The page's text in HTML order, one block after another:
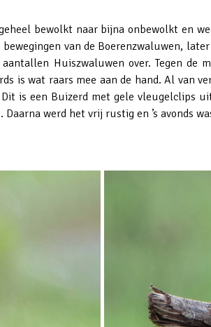
bewolkt naar bijna onbewolkt en
van de Boerenzwaluwen,
Huiszwaluwen over. Tegen de
is wat raars mee aan de hand. Al
is een Buizerd met gele vleugelclips
werd het vrij rustig en ’s avonds